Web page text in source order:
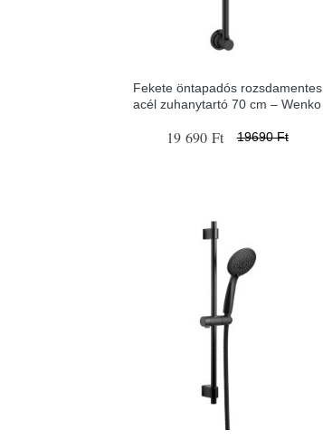
Fekete öntapadós rozsdamentes
acél zuhanytartó 70 cm – Wenko
19 690 Ft 19690 Ft